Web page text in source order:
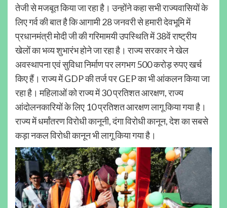
तेजी से मजबूत किया जा रहा है। उन्होंने कहा सभी राज्यवासियों के
लिए गर्व की बात है कि आगामी 28 जनवरी से हमारी देवभूमि में
प्रधानमंत्री मोदी जी की गरिमामयी उपस्थिति में 38वें राष्ट्रीय
खेलों का भव्य शुभारंभ होने जा रहा है। राज्य सरकार ने खेल
अवस्थापना एवं सुविधा निर्माण पर लगभग 500 करोड़ रुपए खर्च
किए हैं। राज्य में GDP की तर्ज पर GEP का भी आंकलन किया जा
रहा है। महिलाओं को राज्य में 30 प्रतिशत आरक्षण, राज्य
आंदोलनकारियों के लिए 10 प्रतिशत आरक्षण लागू किया गया है।
राज्य में धर्मांतरण विरोधी कानूनी, दंगा विरोधी कानून, देश का सबसे
कड़ा नकल विरोधी कानून भी लागू किया गया है।